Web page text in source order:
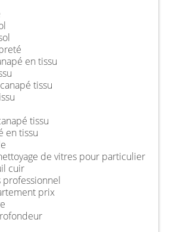
en tissu
tissu
tissu
en tissu
de vitres pour particulier
cuir
professionnel
prix